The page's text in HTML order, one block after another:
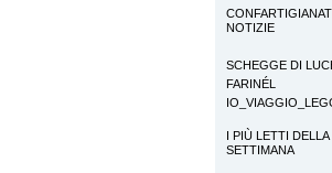
NOTIZIE
SCHEGGE DI
FARINÉL
I PIÙ LETTI DELLA
SETTIMANA